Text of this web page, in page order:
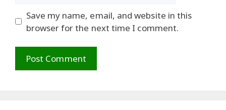
Save my name, email, and website in this
browser for the next time I comment.